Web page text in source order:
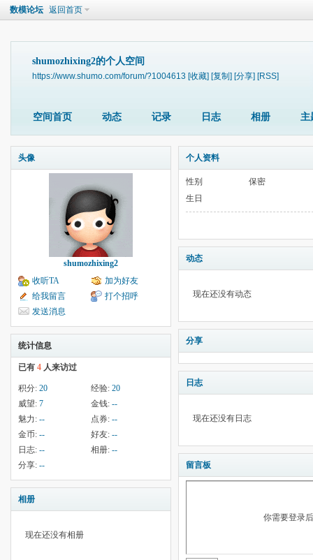
数模论坛 返回首页
shumozhixing2的个人空间
https://www.shumo.com/forum/?1004613 [收藏] [复制] [分享] [RSS]
空间首页 动态 记录 日志 相册 主
头像
shumozhixing2
收听TA
加为好友
给我留言
打个招呼
发送消息
统计信息
已有 4 人来访过
积分: 20 经验: 20
威望: 7 金钱: --
魅力: -- 点券: --
金币: -- 好友: --
日志: -- 相册: --
分享: --
相册
现在还没有相册
个人资料
性别
保密
生日
动态
现在还没有动态
分享
日志
现在还没有日志
留言板
你需要登录